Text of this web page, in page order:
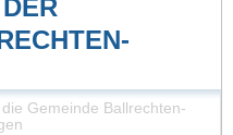
Gemeinde Ballrechten-